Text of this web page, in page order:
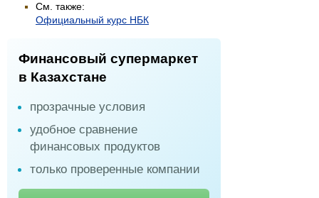
См. также:
Официальный курс НБК
Финансовый супермаркет
в Казахстане
прозрачные условия
удобное сравнение
финансовых продуктов
только проверенные компании